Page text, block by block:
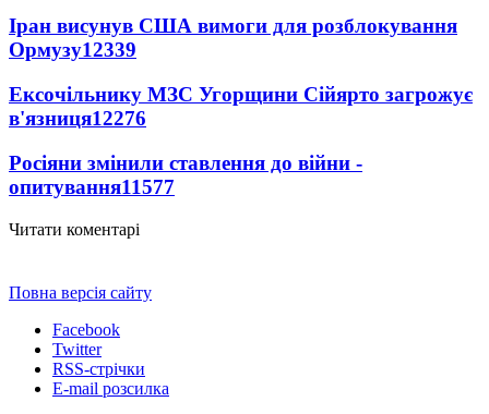
Іран висунув США вимоги для розблокування
Ормузу12339
Ексочільнику МЗС Угорщини Сійярто загрожує
в'язниця12276
Росіяни змінили ставлення до війни -
опитування11577
Читати коментарі
Повна версія сайту
Facebook
Twitter
RSS-стрічки
E-mail розсилка